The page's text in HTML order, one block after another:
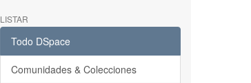
LISTAR
Todo DSpace
Comunidades & Colecciones